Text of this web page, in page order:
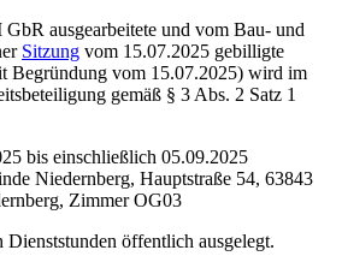
ausgearbeitete und vom Bau- und
Sitzung vom 15.07.2025 gebilligte
Begründung vom 15.07.2025) wird im
gemäß § 3 Abs. 2 Satz 1
bis einschließlich 05.09.2025
Niedernberg, Hauptstraße 54, 63843
Zimmer OG03
Dienststunden öffentlich ausgelegt.